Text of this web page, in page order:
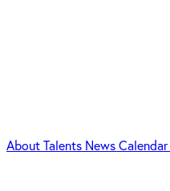
AboutTalents NewsCalendar